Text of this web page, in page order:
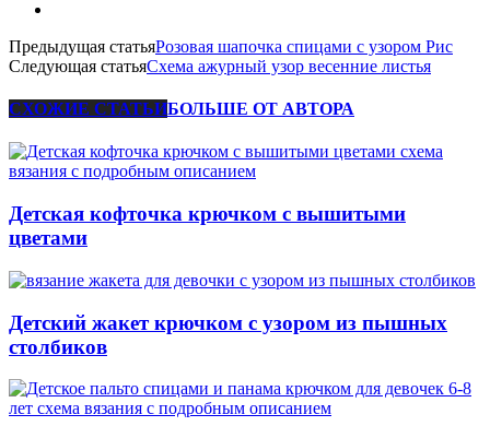
Предыдущая статьяРозовая шапочка спицами с узором Рис
Следующая статьяСхема ажурный узор весенние листья
СХОЖИЕ СТАТЬИБОЛЬШЕ ОТ АВТОРА
Детская кофточка крючком с вышитыми
цветами
Детский жакет крючком с узором из пышных
столбиков